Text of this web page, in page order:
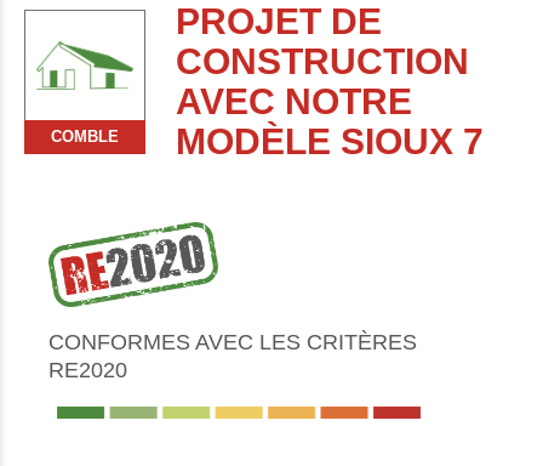
COMBLE
PROJET DE
CONSTRUCTION
AVEC NOTRE
MODÈLE SIOUX 7
CONFORMES AVEC LES CRITÈRES
RE2020